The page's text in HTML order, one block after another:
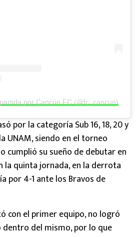
por Cancún FC (@fc_cancun)
por la categoría Sub 16, 18, 20 y
UNAM, siendo en el torneo
cumplió su sueño de debutar en
la quinta jornada, en la derrota
por 4-1 ante los Bravos de
con el primer equipo, no logró
dentro del mismo, por lo que